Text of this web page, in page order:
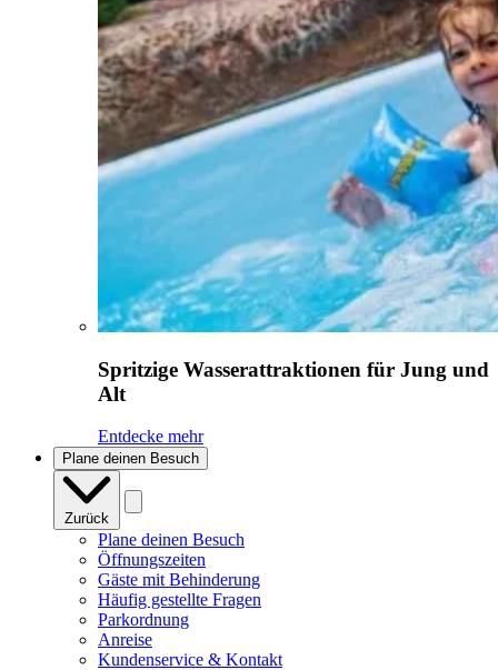
Spritzige Wasserattraktionen für Jung und
Alt
Entdecke mehr
Plane deinen Besuch
Zurück
Plane deinen Besuch
Öffnungszeiten
Gäste mit Behinderung
Häufig gestellte Fragen
Parkordnung
Anreise
Kundenservice & Kontakt